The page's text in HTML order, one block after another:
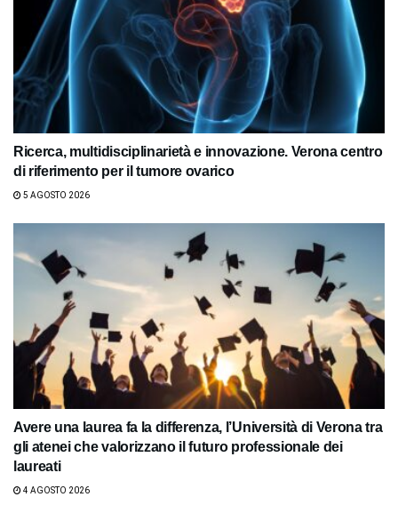
Ricerca, multidisciplinarietà e innovazione. Verona centro
di riferimento per il tumore ovarico
5 AGOSTO 2026
Avere una laurea fa la differenza, l’Università di Verona tra
gli atenei che valorizzano il futuro professionale dei
laureati
4 AGOSTO 2026